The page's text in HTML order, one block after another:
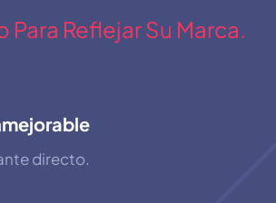
Para Reflejar Su Marca.
directo.